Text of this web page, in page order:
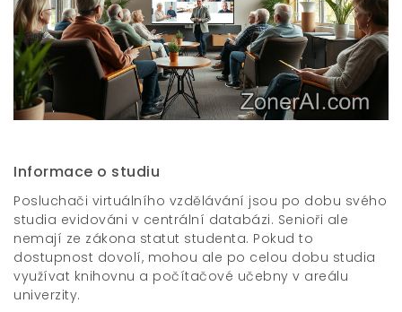
Informace o studiu
Posluchači virtuálního vzdělávání jsou po dobu svého
studia evidováni v centrální databázi. Senioři ale
nemají ze zákona statut studenta. Pokud to
dostupnost dovolí, mohou ale po celou dobu studia
využívat knihovnu a počítačové učebny v areálu
univerzity.